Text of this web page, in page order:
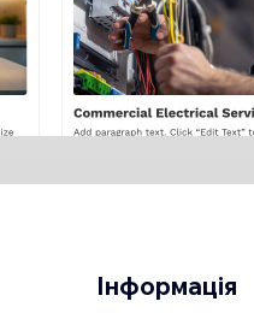
Інформація